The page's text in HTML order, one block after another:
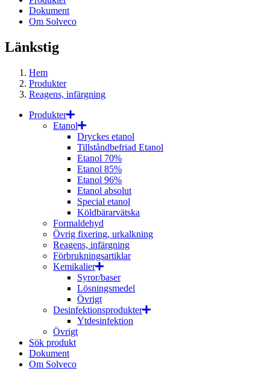
Dokument
Om Solveco
Länkstig
Hem
Produkter
Reagens, infärgning
Produkter
Etanol
Dryckes etanol
Tillståndbefriad Etanol
Etanol 70%
Etanol 85%
Etanol 96%
Etanol absolut
Special etanol
Köldbärarvätska
Formaldehyd
Övrig fixering, urkalkning
Reagens, infärgning
Förbrukningsartiklar
Kemikalier
Syror/baser
Lösningsmedel
Övrigt
Desinfektionsprodukter
Ytdesinfektion
Övrigt
Sök produkt
Dokument
Om Solveco